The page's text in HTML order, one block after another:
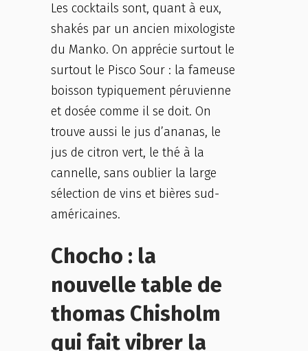
Les cocktails sont, quant à eux,
shakés par un ancien mixologiste
du Manko. On apprécie surtout le
surtout le Pisco Sour : la fameuse
boisson typiquement péruvienne
et dosée comme il se doit. On
trouve aussi le jus d’ananas, le
jus de citron vert, le thé à la
cannelle, sans oublier la large
sélection de vins et bières sud-
américaines.
Chocho : la
nouvelle table de
thomas Chisholm
qui fait vibrer la